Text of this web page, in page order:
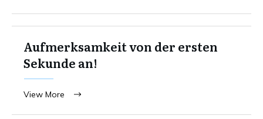
Aufmerksamkeit von der ersten
Sekunde an!
View More